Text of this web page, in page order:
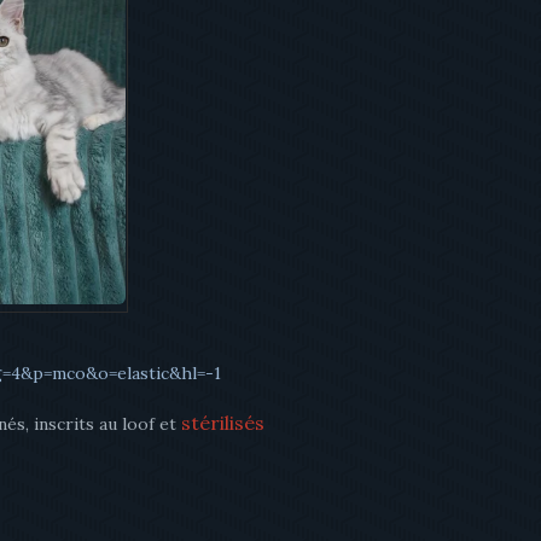
1
inscrits au loof et stérilisés